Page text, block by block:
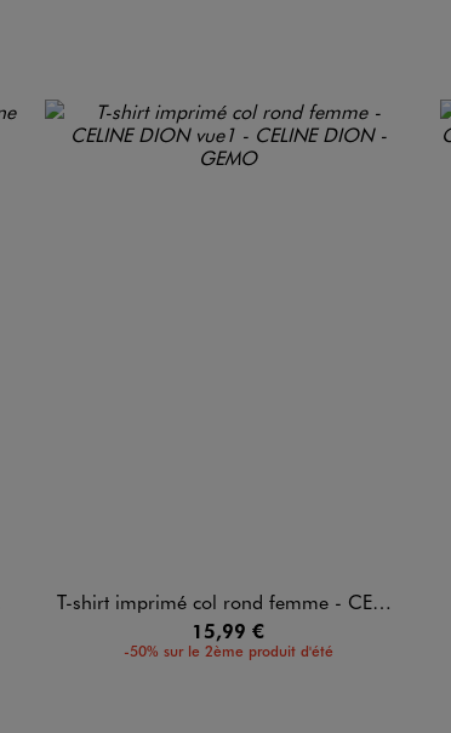
T-shirt imprimé col rond femme - CELINE DION
15,99 €
-50% sur le 2ème produit d'été